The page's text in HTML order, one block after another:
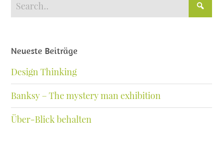
Neueste Beiträge
Design Thinking
Banksy – The mystery man exhibition
Über-Blick behalten